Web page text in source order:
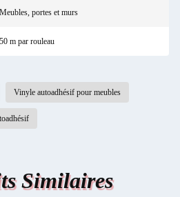
Meubles, portes et murs
50 m par rouleau
Vinyle autoadhésif pour meubles
Similaires